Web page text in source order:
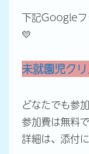
下記Googleフ
💛
未就園児ク
どなたでも参
参加費は無料
詳細は、添付